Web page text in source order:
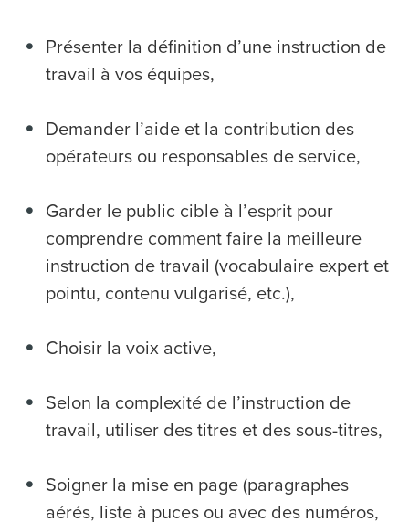
Présenter la définition d’une instruction de
travail à vos équipes,
Demander l’aide et la contribution des
opérateurs ou responsables de service,
Garder le public cible à l’esprit pour
comprendre comment faire la meilleure
instruction de travail (vocabulaire expert et
pointu, contenu vulgarisé, etc.),
Choisir la voix active,
Selon la complexité de l’instruction de
travail, utiliser des titres et des sous-titres,
Soigner la mise en page (paragraphes
aérés, liste à puces ou avec des numéros,